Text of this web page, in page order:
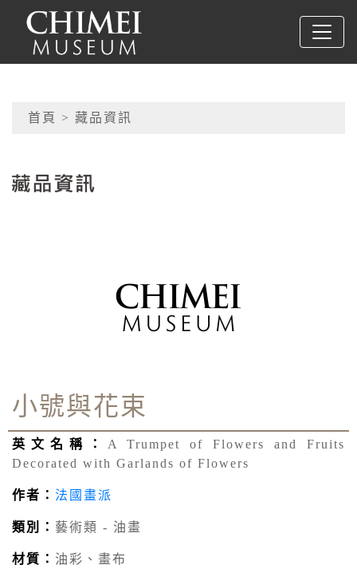
跳到主要內容
奇美博物館
網頁導覽
首頁 > 藏品資訊
小號與花束
英文名稱： A Trumpet of Flowers and Fruits
Decorated with Garlands of Flowers
作者： 法國畫派
類別： 藝術類 - 油畫
材質： 油彩、畫布